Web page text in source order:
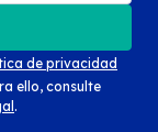
de privacidad
ello, consulte
.